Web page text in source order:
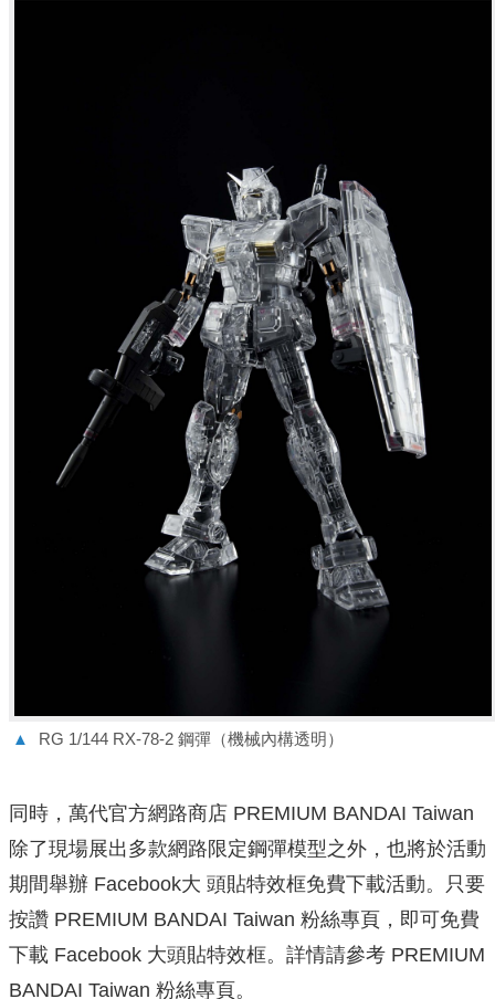
▲ RG 1/144 RX-78-2 鋼彈（機械內構透明）
同時，萬代官方網路商店 PREMIUM BANDAI Taiwan
除了現場展出多款網路限定鋼彈模型之外，也將於活動
期間舉辦 Facebook大 頭貼特效框免費下載活動。只要
按讚 PREMIUM BANDAI Taiwan 粉絲專頁，即可免費
下載 Facebook 大頭貼特效框。詳情請參考 PREMIUM
BANDAI Taiwan 粉絲專頁。